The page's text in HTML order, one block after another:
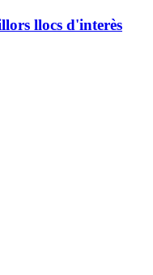
llocs d'interès